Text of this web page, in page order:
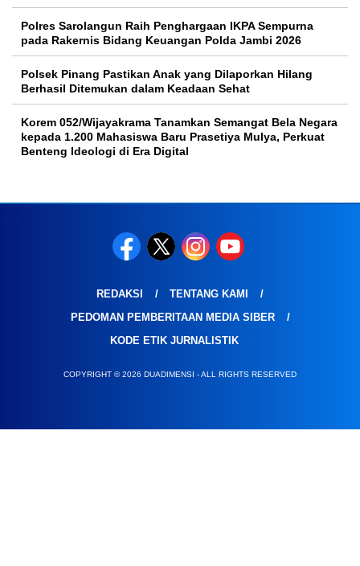
Polres Sarolangun Raih Penghargaan IKPA Sempurna
pada Rakernis Bidang Keuangan Polda Jambi 2026
Polsek Pinang Pastikan Anak yang Dilaporkan Hilang
Berhasil Ditemukan dalam Keadaan Sehat
Korem 052/Wijayakrama Tanamkan Semangat Bela Negara
kepada 1.200 Mahasiswa Baru Prasetiya Mulya, Perkuat
Benteng Ideologi di Era Digital
REDAKSI
TENTANG KAMI
PEDOMAN PEMBERITAAN MEDIA SIBER
KODE ETIK JURNALISTIK
COPYRIGHT © 2026 DUADIMENSI - ALL RIGHTS RESERVED